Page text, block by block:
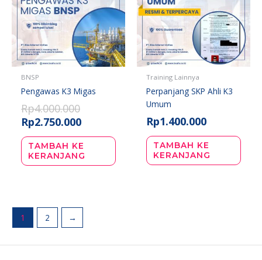
BNSP
Pengawas K3 Migas
Rp4.000.000
Rp2.750.000
TAMBAH KE
KERANJANG
Training Lainnya
Perpanjang SKP Ahli K3
Umum
Rp1.400.000
TAMBAH KE
KERANJANG
1 2 →